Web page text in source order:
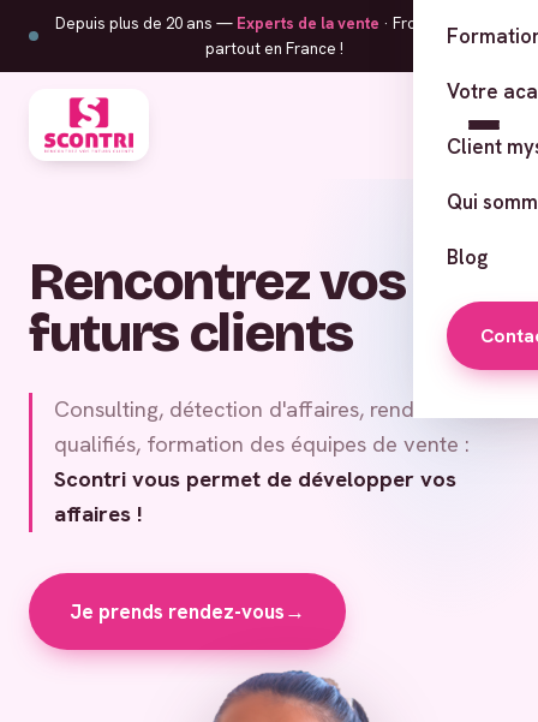
Depuis plus de 20 ans — Experts de la vente · From Corsica,
partout en France !
Votre
Client
Qui
Blog
Rencontrez vos
futurs clients
Consulting, détection d'affaires, rendez-vous
qualifiés, formation des équipes de vente :
Scontri vous permet de développer vos
affaires !
Je prends rendez-vous→